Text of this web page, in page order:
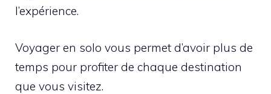
l’expérience.
Voyager en solo vous permet d’avoir plus de
temps pour profiter de chaque destination
que vous visitez.